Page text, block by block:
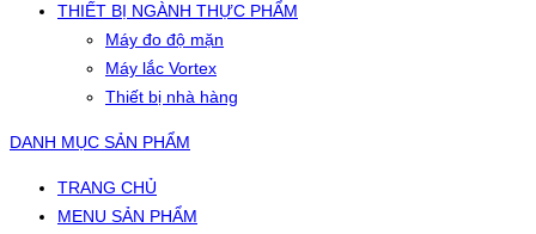
THIẾT BỊ NGÀNH THỰC PHẨM
Máy đo độ mặn
Máy lắc Vortex
Thiết bị nhà hàng
DANH MỤC SẢN PHẨM
TRANG CHỦ
MENU SẢN PHẨM